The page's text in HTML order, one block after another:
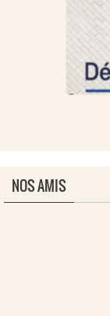
NOS AMIS